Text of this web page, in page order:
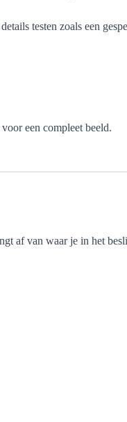
testen zoals een
een compleet beeld.
af van waar je in het